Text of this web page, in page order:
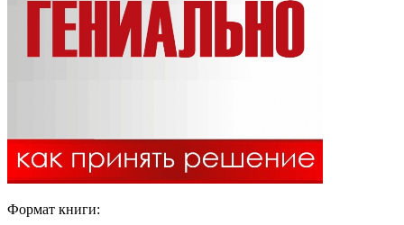
Формат книги: